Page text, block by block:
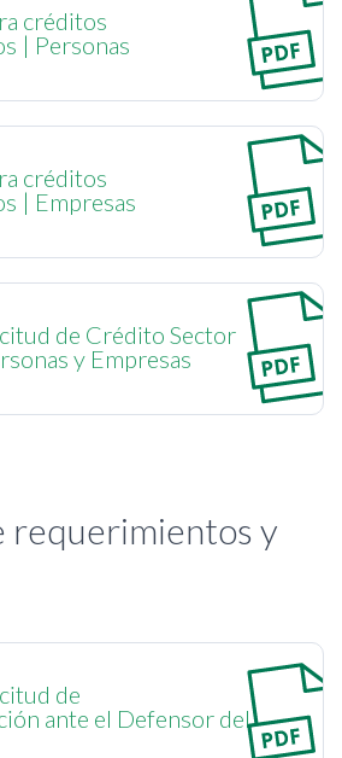
créditos
| Personas
créditos
| Empresas
de Crédito Sector
y Empresas
requerimientos y
de
ante el Defensor del